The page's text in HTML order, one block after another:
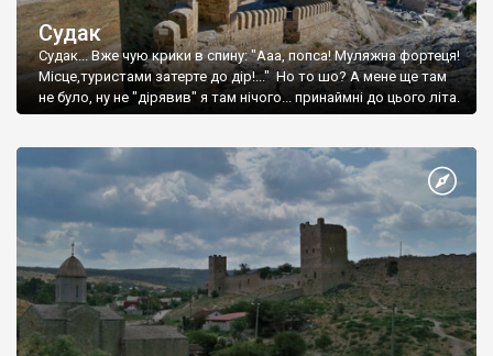
Судак
Судак... Вже чую крики в спину: "Ааа, попса! Муляжна фортеця!
Місце,туристами затерте до дір!..." Но то шо? А мене ще там
не було, ну не "дірявив" я там нічого... принаймні до цього літа.